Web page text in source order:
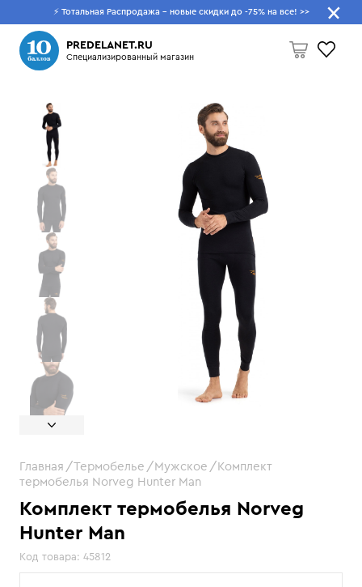
⚡ Тотальная Распродажа - новые скидки до -75% на все! >>
PREDELANET.RU
Специализированный магазин
Пусто
Что будем искать?
Комплект термобелья Norveg
Hunter Man
Код товара: 45812
Главная Термобелье Мужское
Комплект
термобелья Norveg Hunter Man